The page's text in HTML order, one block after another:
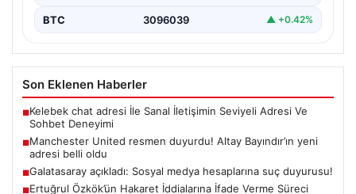
BTC 3096039 ▲ +0.42%
Son Eklenen Haberler
■Kelebek chat adresi İle Sanal İletişimin Seviyeli Adresi Ve
Sohbet Deneyimi
■Manchester United resmen duyurdu! Altay Bayındır’ın yeni
adresi belli oldu
■Galatasaray açıkladı: Sosyal medya hesaplarına suç duyurusu!
■Ertuğrul Özkök’ün Hakaret İddialarına İfade Verme Süreci